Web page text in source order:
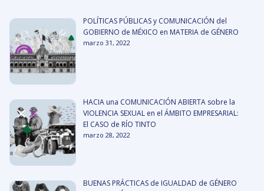
POLÍTICAS PÚBLICAS y COMUNICACIÓN del
GOBIERNO de MÉXICO en MATERIA de GÉNERO
marzo 31, 2022
HACIA una COMUNICACIÓN ABIERTA sobre la
VIOLENCIA SEXUAL en el ÁMBITO EMPRESARIAL:
El CASO de RÍO TINTO
marzo 28, 2022
BUENAS PRÁCTICAS de IGUALDAD de GÉNERO